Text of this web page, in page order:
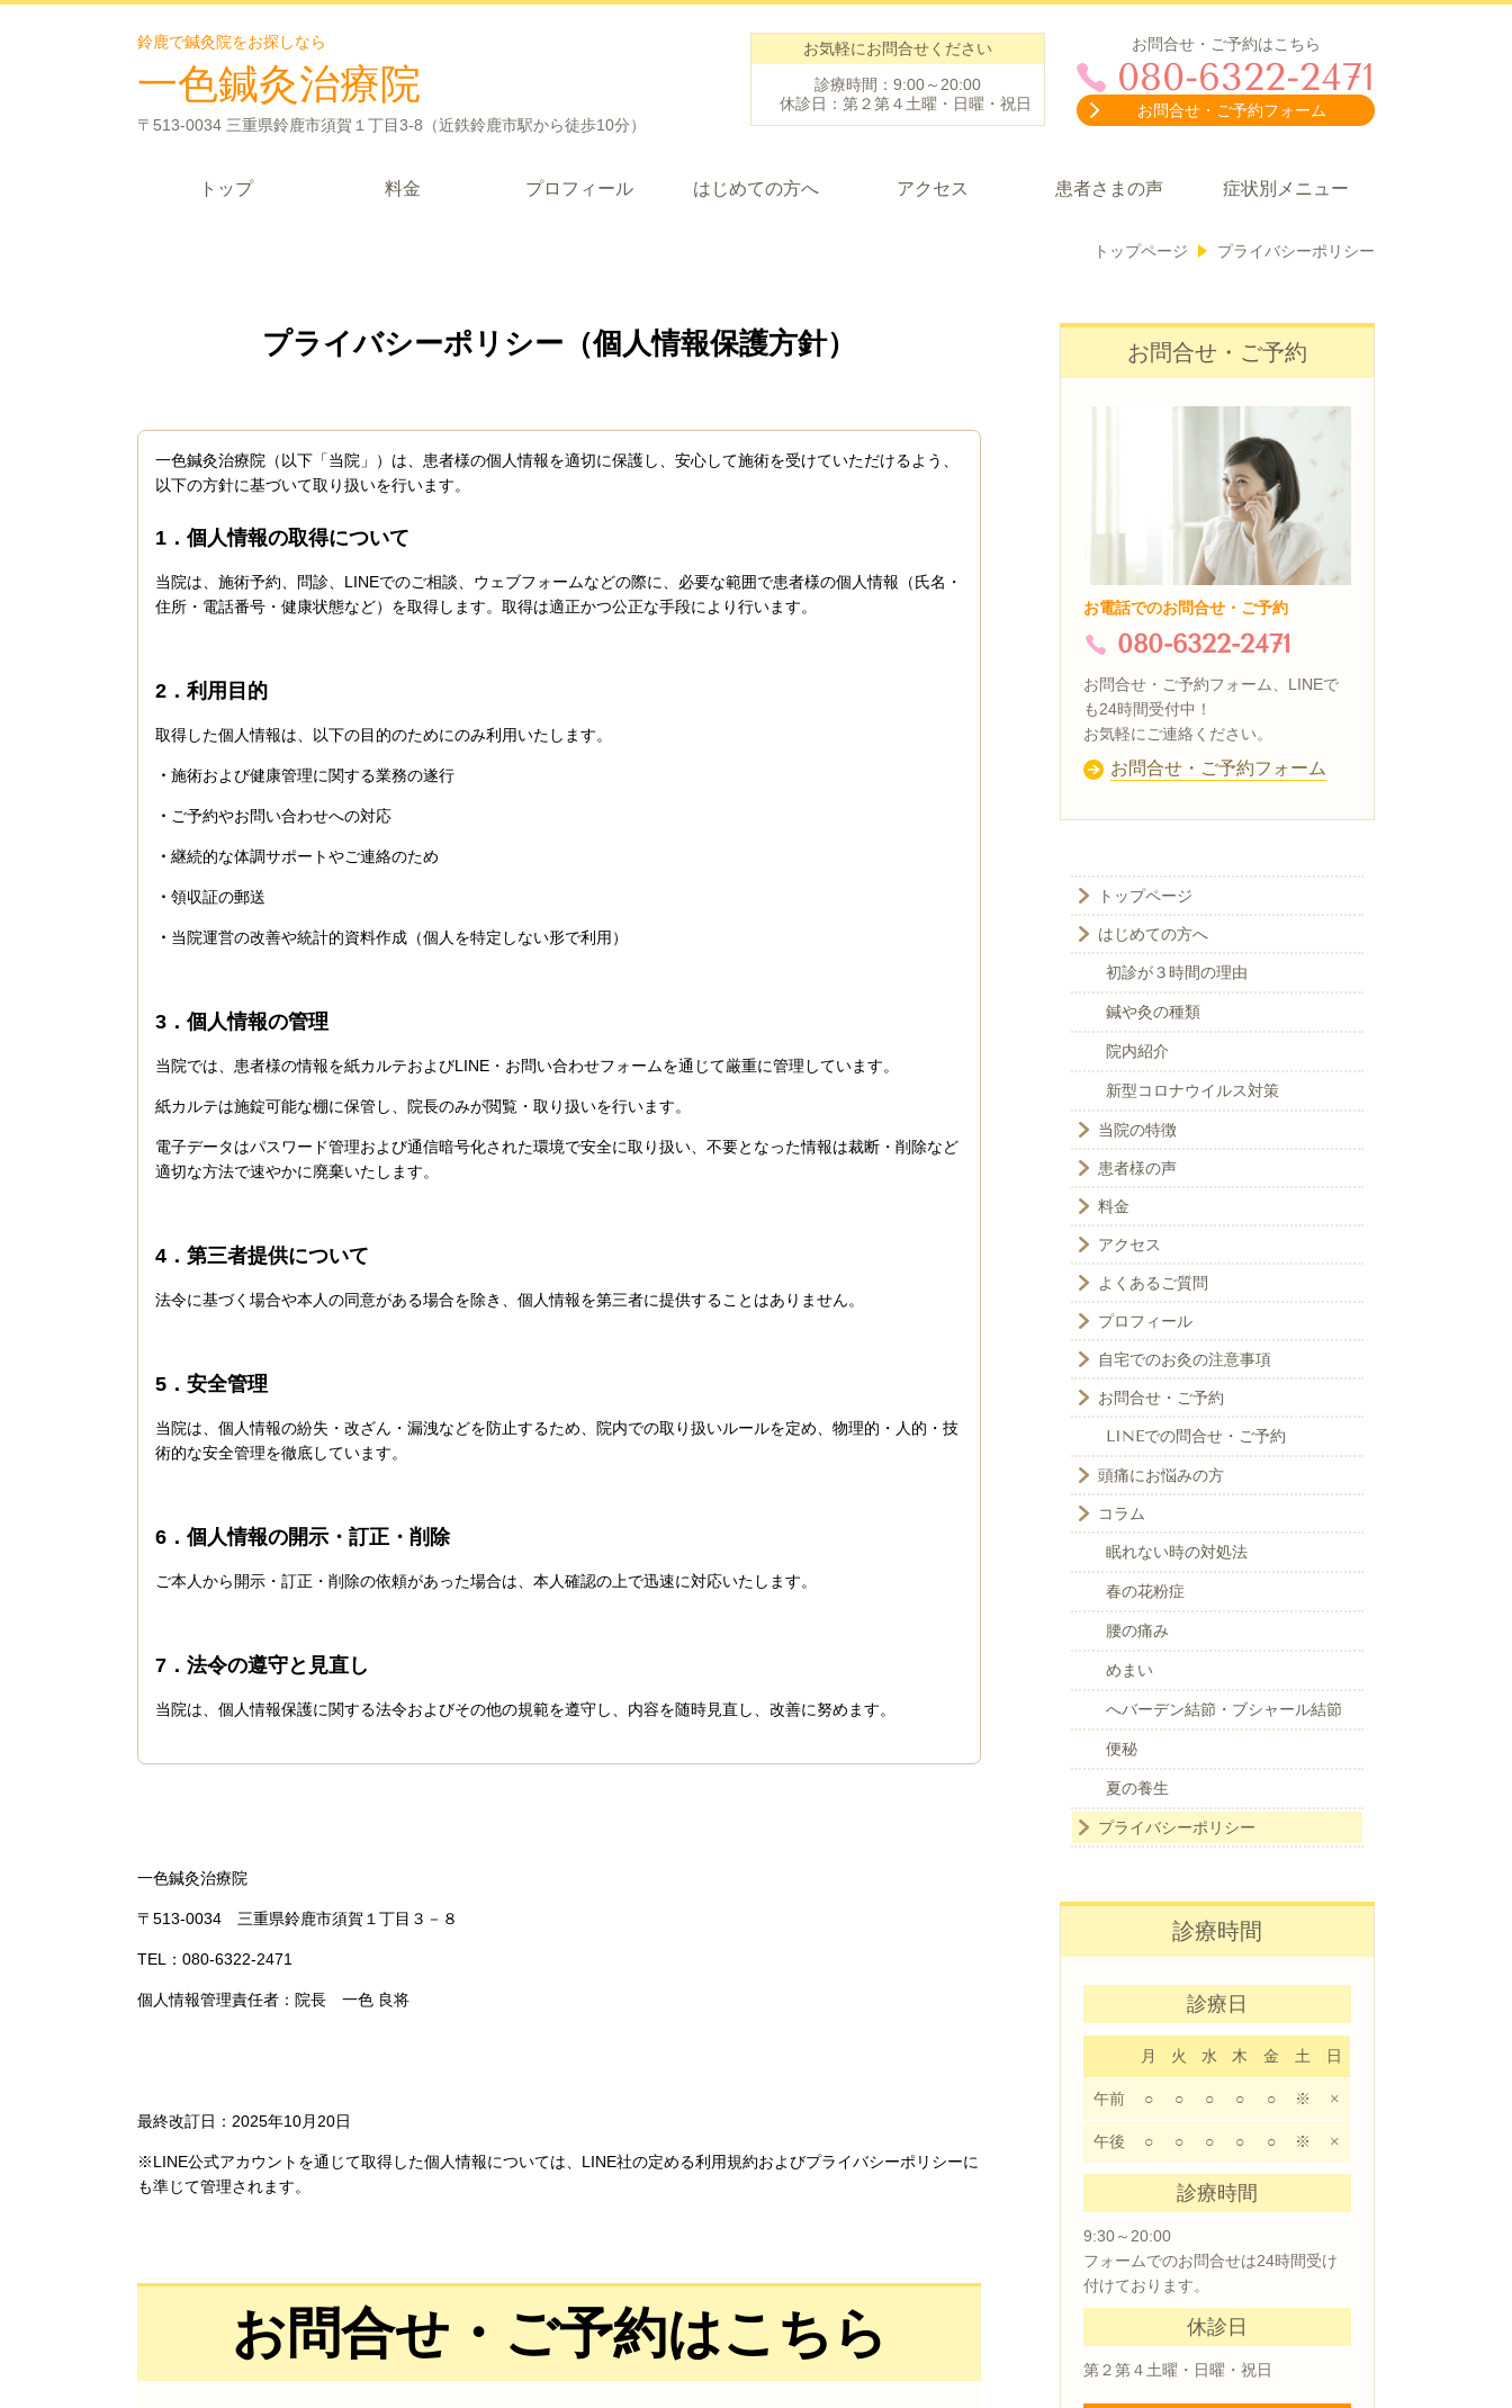
鈴鹿で鍼灸院をお探しなら
一色鍼灸治療院
〒513-0034 三重県鈴鹿市須賀１丁目3-8（近鉄鈴鹿市駅から徒歩10分）
お気軽にお問合せください
診療時間：9:00～20:00
休診日：第２第４土曜・日曜・祝日
お問合せ・ご予約はこちら
080-6322-2471
お問合せ・ご予約フォーム
トップ 料金 プロフィール はじめての方へ アクセス 患者さまの声 症状別メニュー
トップページ プライバシーポリシー
プライバシーポリシー（個人情報保護方針）
一色鍼灸治療院（以下「当院」）は、患者様の個人情報を適切に保護し、安心して施術を受けていただけるよう、
以下の方針に基づいて取り扱いを行います。
1．個人情報の取得について
当院は、施術予約、問診、LINEでのご相談、ウェブフォームなどの際に、必要な範囲で患者様の個人情報（氏名・
住所・電話番号・健康状態など）を取得します。取得は適正かつ公正な手段により行います。
2．利用目的
取得した個人情報は、以下の目的のためにのみ利用いたします。
・ 施術および健康管理に関する業務の遂行
・ ご予約やお問い合わせへの対応
・ 継続的な体調サポートやご連絡のため
・ 領収証の郵送
・ 当院運営の改善や統計的資料作成（個人を特定しない形で利用）
3．個人情報の管理
当院では、患者様の情報を紙カルテおよびLINE・お問い合わせフォームを通じて厳重に管理しています。
紙カルテは施錠可能な棚に保管し、院長のみが閲覧・取り扱いを行います。
電子データはパスワード管理および通信暗号化された環境で安全に取り扱い、不要となった情報は裁断・削除など
適切な方法で速やかに廃棄いたします。
4．第三者提供について
法令に基づく場合や本人の同意がある場合を除き、個人情報を第三者に提供することはありません。
5．安全管理
当院は、個人情報の紛失・改ざん・漏洩などを防止するため、院内での取り扱いルールを定め、物理的・人的・技
術的な安全管理を徹底しています。
6．個人情報の開示・訂正・削除
ご本人から開示・訂正・削除の依頼があった場合は、本人確認の上で迅速に対応いたします。
7．法令の遵守と見直し
当院は、個人情報保護に関する法令およびその他の規範を遵守し、内容を随時見直し、改善に努めます。
一色鍼灸治療院
〒513-0034 三重県鈴鹿市須賀１丁目３－８
TEL：080-6322-2471
個人情報管理責任者：院長 一色 良将
最終改訂日：2025年10月20日
※LINE公式アカウントを通じて取得した個人情報については、LINE社の定める利用規約およびプライバシーポリシーに
も準じて管理されます。
お問合せ・ご予約はこちら
お問合せ・ご予約
お電話でのお問合せ・ご予約
080-6322-2471
お問合せ・ご予約フォーム、LINEで
も24時間受付中！
お気軽にご連絡ください。
お問合せ・ご予約フォーム
トップページ
はじめての方へ
初診が３時間の理由
鍼や灸の種類
院内紹介
新型コロナウイルス対策
当院の特徴
患者様の声
料金
アクセス
よくあるご質問
プロフィール
自宅でのお灸の注意事項
お問合せ・ご予約
LINEでの問合せ・ご予約
頭痛にお悩みの方
コラム
眠れない時の対処法
春の花粉症
腰の痛み
めまい
へバーデン結節・ブシャール結節
便秘
夏の養生
プライバシーポリシー
診療時間
診療日
月 火 水 木 金 土 日
午前 ○ ○ ○ ○ ○ ※ ×
午後 ○ ○ ○ ○ ○ ※ ×
診療時間
9:30～20:00
フォームでのお問合せは24時間受け
付けております。
休診日
第２第４土曜・日曜・祝日